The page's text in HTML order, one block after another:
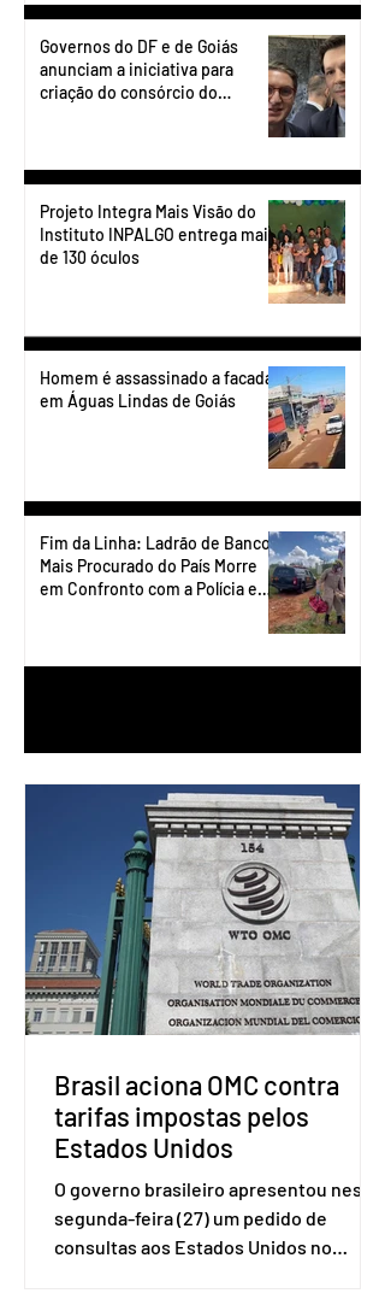
Governos do DF e de Goiás
anunciam a iniciativa para
criação do consórcio do
Projeto Integra Mais Visão do
Instituto INPALGO entrega mais
de 130 óculos
Homem é assassinado a facadas
em Águas Lindas de Goiás
Fim da Linha: Ladrão de Banco
Mais Procurado do País Morre
em Confronto com a Polícia em
Brasil aciona OMC contra
tarifas impostas pelos
Estados Unidos
O governo brasileiro apresentou nesta
segunda-feira (27) um pedido de
consultas aos Estados Unidos no